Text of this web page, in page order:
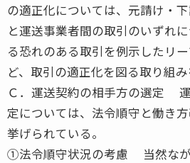
の適正化については、元請け・
と運送事業者間の取引のいずれ
る恐れのある取引を例示したリ
ど、取引の適正化を図る取り組み
Ｃ．運送契約の相手方の選定
定については、法令順守と働き
挙げられている。
①法令順守状況の考慮 当然なが